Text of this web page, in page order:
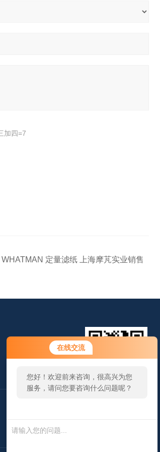
在线交流
您好！欢迎前来咨询，很高兴为您
服务，请问您要咨询什么问题呢？
您好，看您停留很久了，是否找到
了需求产品，您可以直接在线与我
加四=7
定量滤纸 上海摩芃实业销售